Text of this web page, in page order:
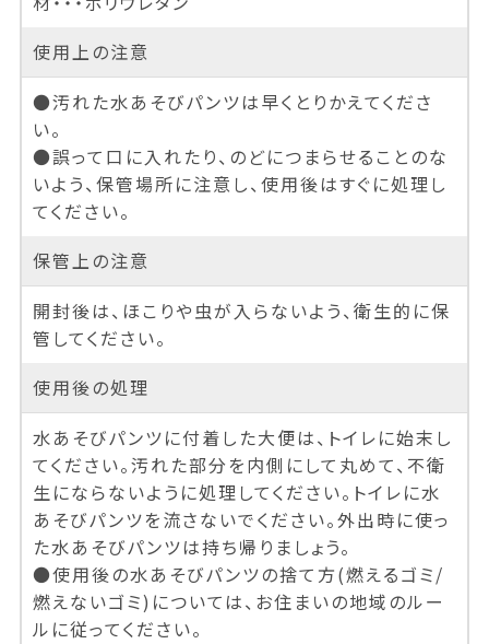
使用上の注意
●汚れた水あそびパンツは早くとりかえてくださ
い。
●誤って口に入れたり、のどにつまらせることのな
いよう、保管場所に注意し、使用後はすぐに処理し
てください。
保管上の注意
開封後は、ほこりや虫が入らないよう、衛生的に保
管してください。
使用後の処理
水あそびパンツに付着した大便は、トイレに始末し
てください。汚れた部分を内側にして丸めて、不衛
生にならないように処理してください。トイレに水
あそびパンツを流さないでください。外出時に使っ
た水あそびパンツは持ち帰りましょう。
●使用後の水あそびパンツの捨て方(燃えるゴミ/
燃えないゴミ)については、お住まいの地域のルー
ルに従ってください。